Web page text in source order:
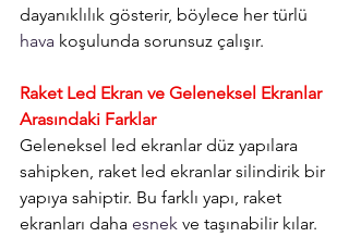
dayanıklılık gösterir, böylece her türlü
hava koşulunda sorunsuz çalışır.
Raket Led Ekran ve Geleneksel Ekranlar
Arasındaki Farklar
Geleneksel led ekranlar düz yapılara
sahipken, raket led ekranlar silindirik bir
yapıya sahiptir. Bu farklı yapı, raket
ekranları daha esnek ve taşınabilir kılar.